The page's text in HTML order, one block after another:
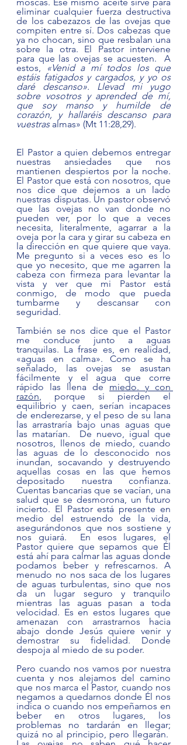
moscas. Ese mismo aceite sirve para
eliminar cualquier fuerza destructiva
de los cabezazos de las ovejas que
compiten entre sí. Dos cabezas que
ya no chocan, sino que resbalan una
sobre la otra. El Pastor interviene
para que las ovejas se acuesten.  A
estos,
«Venid a mí todos los que
estáis fatigados y cargados, y yo os
daré descanso». Llevad mi yugo
sobre vosotros y aprended de mí,
que soy manso y humilde de
corazón, y hallaréis descanso para
vuestras almas» (Mt 11:28,29).
El Pastor a quien debemos entregar
nuestras ansiedades que nos
mantienen despiertos por la noche.
El Pastor que está con nosotros, que
nos dice que dejemos a un lado
nuestras disputas. Un pastor observó
que las ovejas no van donde no
pueden ver, por lo que a veces
necesita, literalmente, agarrar a la
oveja por la cara y girar su cabeza en
la dirección en que quiere que vaya.
Me pregunto si a veces eso es lo
que yo necesito, que me agarren la
cabeza con firmeza para levantar la
vista y ver que mi Pastor está
conmigo, de modo que pueda
tumbarme y descansar con
seguridad.
También se nos dice que el Pastor
me conduce junto a aguas
tranquilas. La frase es, en realidad,
«aguas en calma». Como se ha
señalado, las ovejas se asustan
fácilmente y el agua que corre
rápido las llena de miedo. y con
razón, porque si pierden el
equilibrio y caen, serían incapaces
de enderezarse, y el peso de su lana
las arrastraría bajo unas aguas que
las matarían.  De nuevo, igual que
nosotros, llenos de miedo, cuando
las aguas de lo desconocido nos
inundan, socavando y destruyendo
aquellas cosas en las que hemos
depositado nuestra confianza.
Cuentas bancarias que se vacían, una
salud que se desmorona, un futuro
incierto. El Pastor está presente en
medio del estruendo de la vida,
asegurándonos que nos sostiene y
nos guiará.  En esos lugares, el
Pastor quiere que sepamos que Él
está ahí para calmar las aguas donde
podamos beber y refrescarnos. A
menudo no nos saca de los lugares
de aguas turbulentas, sino que nos
da un lugar seguro y tranquilo
mientras las aguas pasan a toda
velocidad. Es en estos lugares que
amenazan con arrastrarnos hacia
abajo donde Jesús quiere venir y
demostrar su fidelidad. Donde
despoja al miedo de su poder.
Pero cuando nos vamos por nuestra
cuenta y nos alejamos del camino
que nos marca el Pastor, cuando nos
negamos a quedarnos donde Él nos
indica o cuando nos empeñamos en
beber en otros lugares, los
problemas no tardarán en llegar;
quizá no al principio, pero llegarán.